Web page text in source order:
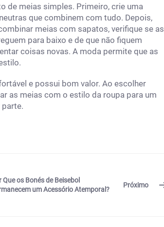
de meias simples. Primeiro, crie uma
que combinem com tudo. Depois,
meias com sapatos, verifique se as
para baixo e de que não fiquem
coisas novas. A moda permite que as
e possui bom valor. Ao escolher
as meias com o estilo da roupa para um
Que os Bonés de Beisebol
um Acessório Atemporal?
Próximo